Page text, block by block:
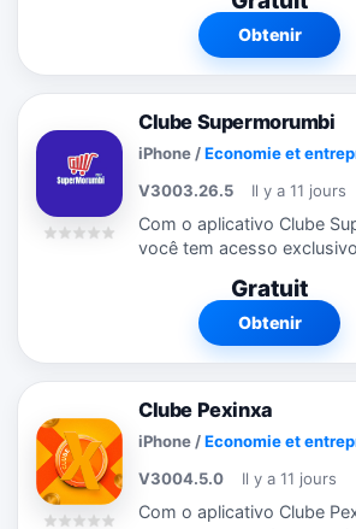
estiver. Através do aplicativo, você
por dentro das
que estão...
Obtenir
Clube Supermorumbi
iPhone /Economie et
V3003.26.5
Il y a 11 jours
Com o aplicativo Clube
você tem acesso
fica por dentro das
campanhas que estão
todas as...
Gratuit
Obtenir
Clube Pexinxa
iPhone /Economie et
V3004.5.0
Il y a 11 jours
Com o aplicativo Clube